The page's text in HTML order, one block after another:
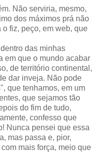
Não serviria, mesmo,
dos máximos prá não
fiz, peço, em web, que
das minhas
em que o mundo acabar
de território continental,
dar inveja. Não pode
que tenhamos, em um
que sejamos tão
do fim de tudo,
confesso que
Nunca pensei que essa
mas passa e, pior,
mais força, meio que